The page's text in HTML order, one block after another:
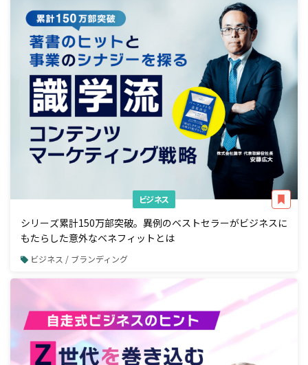
ビジネス
シリーズ累計150万部突破。異例のベストセラーがビジネスに
もたらした意外なベネフィットとは
ビジネス / ブランディング